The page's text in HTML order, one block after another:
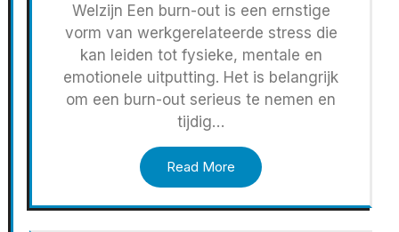
Welzijn Een burn-out is een ernstige
vorm van werkgerelateerde stress die
kan leiden tot fysieke, mentale en
emotionele uitputting. Het is belangrijk
om een burn-out serieus te nemen en
tijdig…
Read More